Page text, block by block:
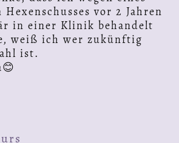
vor 2 Jahren
in einer Klinik behandelt
weiß ich wer zukünftig
ist.